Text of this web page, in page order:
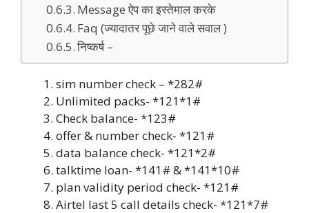
Message ऐप का इस्तेमाल करके
Faq (ज्यादातर पूछे जाने वाले सवाल )
निष्कर्ष –
sim number check – *282#
Unlimited packs- *121*1#
Check balance- *123#
offer & number check- *121#
data balance check- *121*2#
talktime loan- *141# & *141*10#
plan validity period check- *121#
Airtel last 5 call details check- *121*7#